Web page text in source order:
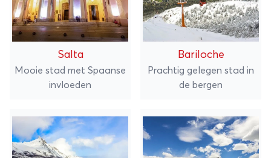
Salta
Mooie stad met Spaanse
invloeden
Bariloche
Prachtig gelegen stad in
de bergen